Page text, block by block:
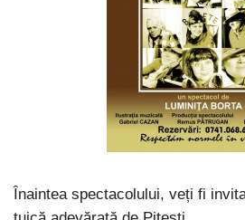
Înaintea spectacolului, veți fi